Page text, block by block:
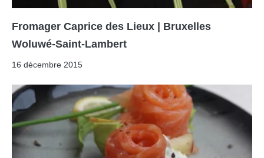
Fromager Caprice des Lieux | Bruxelles
Woluwé-Saint-Lambert
16 décembre 2015